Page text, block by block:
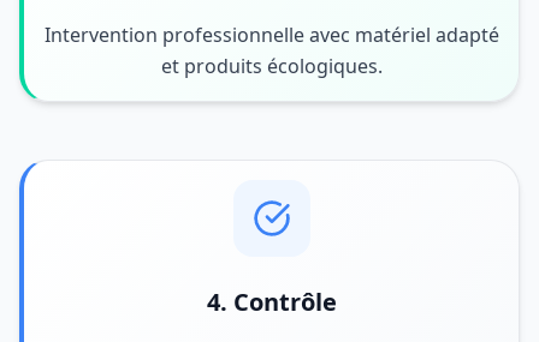
Intervention professionnelle avec matériel adapté
et produits écologiques.
4. Contrôle